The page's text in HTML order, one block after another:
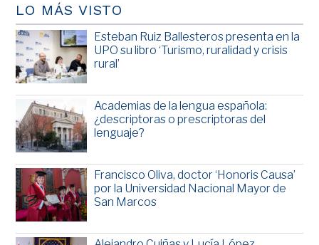
LO MÁS VISTO
Esteban Ruiz Ballesteros presenta en la
UPO su libro ‘Turismo, ruralidad y crisis
rural’
Academias de la lengua española:
¿descriptoras o prescriptoras del
lenguaje?
Francisco Oliva, doctor ‘Honoris Causa’
por la Universidad Nacional Mayor de
San Marcos